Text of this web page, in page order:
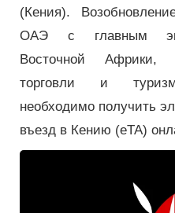
(Кения).
ОАЭ с главным
Восточной Африки,
торговли и
необходимо получить
въезд в Кению (eTA)